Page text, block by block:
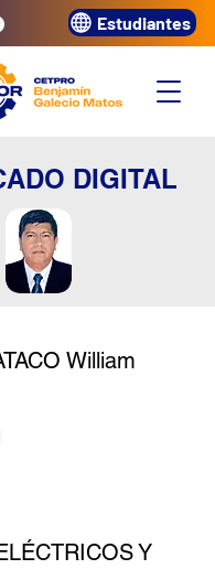
Estudiantes
DIGITAL
William
Y